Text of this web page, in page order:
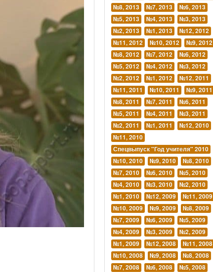
№8, 2013
№7, 2013
№6, 2013
№5, 2013
№4, 2013
№3, 2013
№2, 2013
№1, 2013
№12, 2012
№11, 2012
№10, 2012
№9, 2012
№8, 2012
№7, 2012
№6, 2012
№5, 2012
№4, 2012
№3, 2012
№2, 2012
№1, 2012
№12, 2011
№11, 2011
№10, 2011
№9, 2011
№8, 2011
№7, 2011
№6, 2011
№5, 2011
№4, 2011
№3, 2011
№2, 2011
№1, 2011
№12, 2010
№11, 2010
Спецвыпуск "Год учителя" 2010
№10, 2010
№9, 2010
№8, 2010
№7, 2010
№6, 2010
№5, 2010
№4, 2010
№3, 2010
№2, 2010
№1, 2010
№12, 2009
№11, 2009
№10, 2009
№9, 2009
№8, 2009
№7, 2009
№6, 2009
№5, 2009
№4, 2009
№3, 2009
№2, 2009
№1, 2009
№12, 2008
№11, 2008
№10, 2008
№9, 2008
№8, 2008
№7, 2008
№6, 2008
№5, 2008